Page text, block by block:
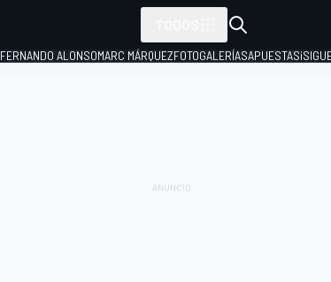
FERNANDO ALONSOMARC MÁRQUEZFOTOGALERÍASAPUESTAS